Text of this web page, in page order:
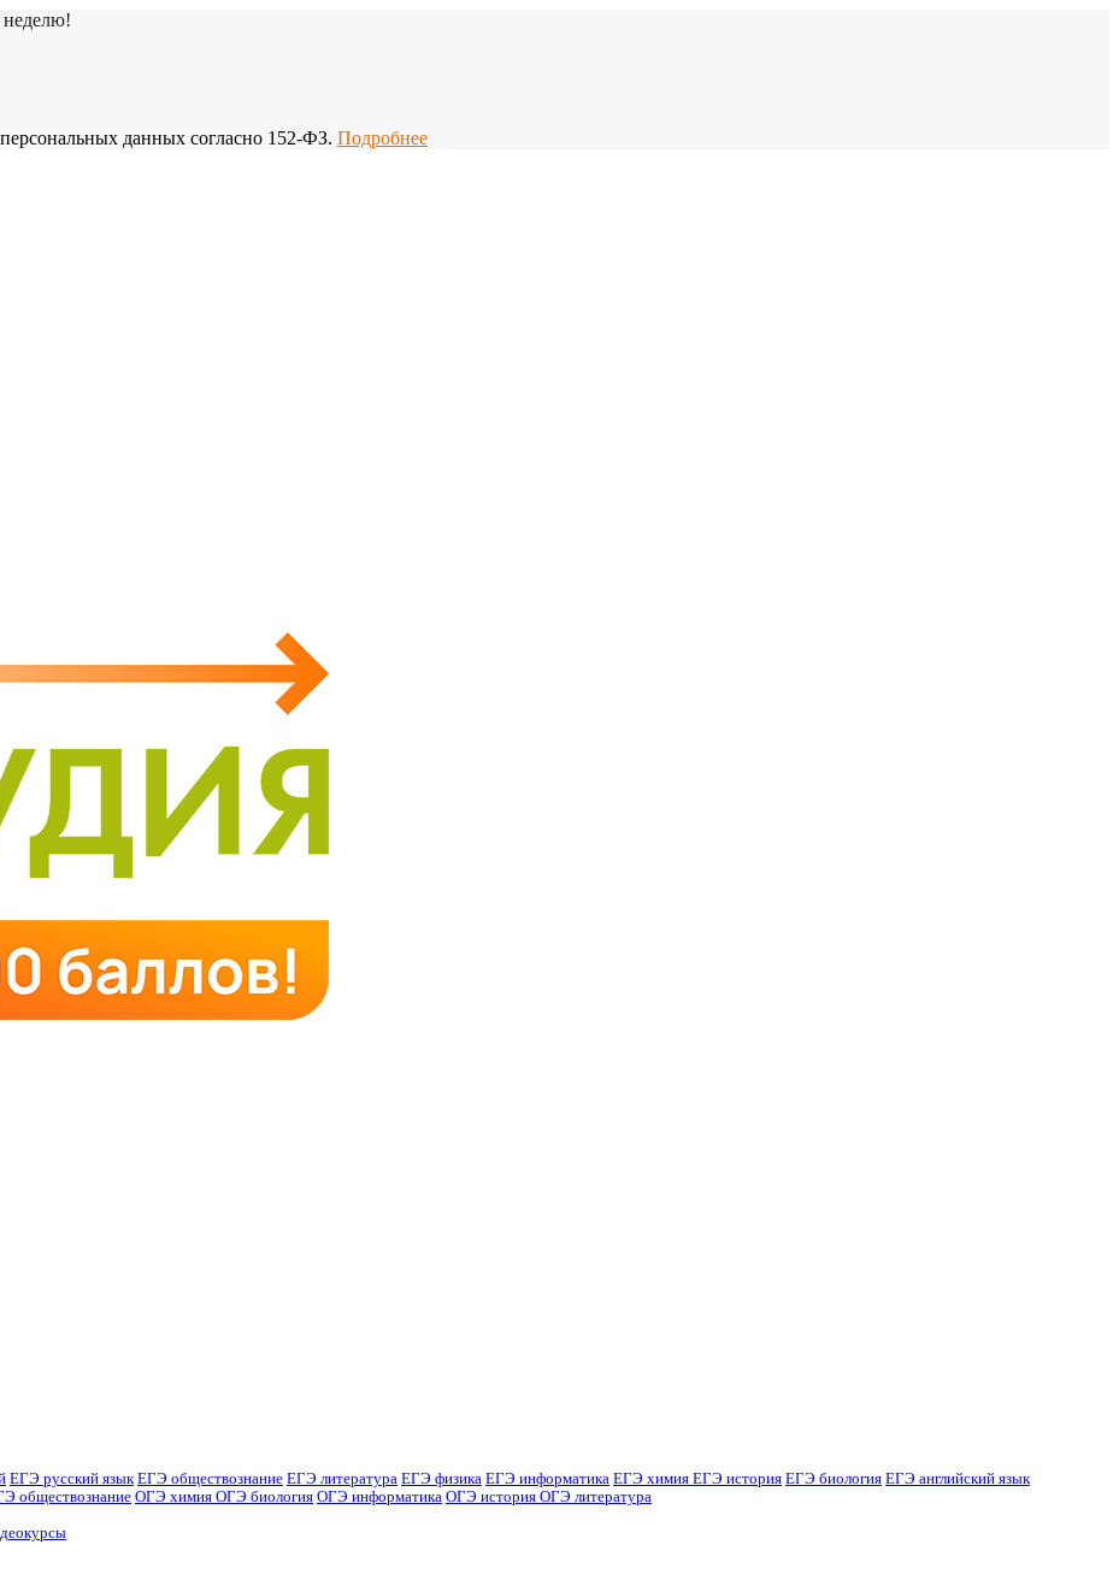
данных согласно 152-ФЗ. Подробнее
ЕГЭ русский язык ЕГЭ обществознание ЕГЭ литература ЕГЭ физика ЕГЭ информатика ЕГЭ химия ЕГЭ история ЕГЭ биология ЕГЭ английский язык
обществознание ОГЭ химия ОГЭ биология ОГЭ информатика ОГЭ история ОГЭ литература